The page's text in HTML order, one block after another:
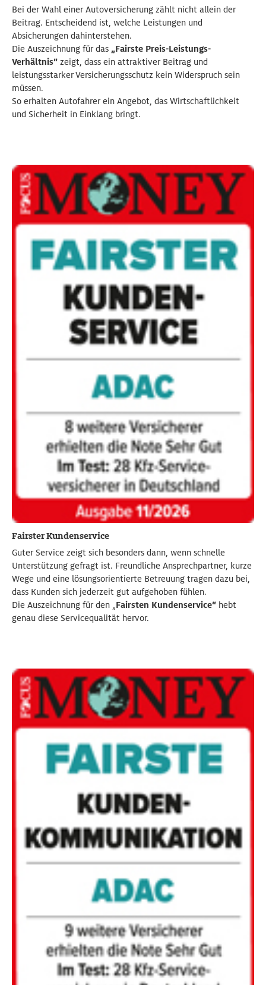
Bei der Wahl einer Autoversicherung zählt nicht allein der
Beitrag. Entscheidend ist, welche Leistungen und
Absicherungen dahinterstehen.
Die Auszeichnung für das „Fairste Preis-Leistungs-
Verhältnis“ zeigt, dass ein attraktiver Beitrag und
leistungsstarker Versicherungsschutz kein Widerspruch sein
müssen.
So erhalten Autofahrer ein Angebot, das Wirtschaftlichkeit
und Sicherheit in Einklang bringt.
Fairster Kundenservice
Guter Service zeigt sich besonders dann, wenn schnelle
Unterstützung gefragt ist. Freundliche Ansprechpartner, kurze
Wege und eine lösungsorientierte Betreuung tragen dazu bei,
dass Kunden sich jederzeit gut aufgehoben fühlen.
Die Auszeichnung für den „Fairsten Kundenservice“ hebt
genau diese Servicequalität hervor.